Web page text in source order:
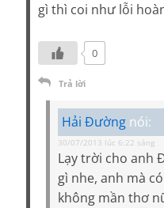
gì thì coi như lỗi
0
Trả lời
Hải Đường nói:
30/07/2013 lúc 6:22 sáng
Lạy trời cho anh
gì nhe, anh mà
không mần thơ